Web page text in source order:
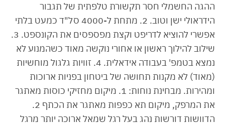
ההגה החשמלי חסר תקשורת טלפתית של תגבור
הידראולי ישן וטוב. 2. מתחת ל-4000 סל"ד כמעט בלתי
אפשרי להוציא לדריפט וקצת מפספסים את הקונספט. 3.
שילוב להילוך ראשון או אחורי נוקשה מאוד כשהמנוע לא
נמצא בטמפ' בעבודה אידאלית. 4. זוויות גלגול מוחשיות
(מאוד) לא מקנות תחושה של ביטחון בפניות ארוכות
ומהירות. מבחינת נוחות: 1. מיקום מחזיקי כוסות מאתגר
את המרפק, מיקום תא כפפות מאתגר את הכתף 2.
הדוושות דורשות נהג בעל רגל שמאל ארוכה יותר מרגל